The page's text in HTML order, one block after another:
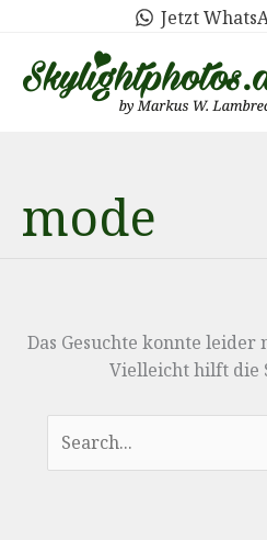
springen
Jetzt
mode
Das Gesuchte konnte
Vielleicht hilft die
nach: